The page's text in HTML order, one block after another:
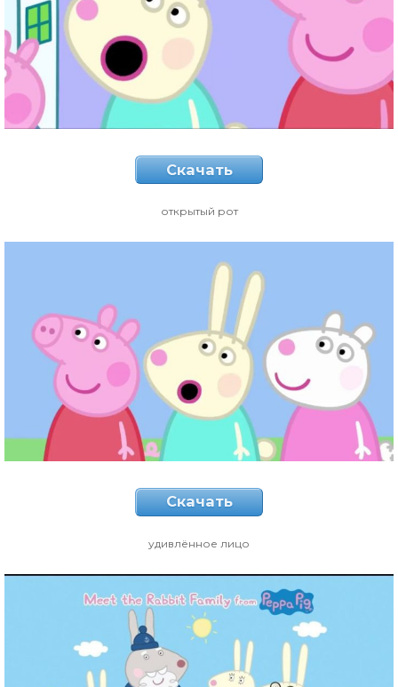
Скачать
открытый рот
Скачать
удивлённое лицо